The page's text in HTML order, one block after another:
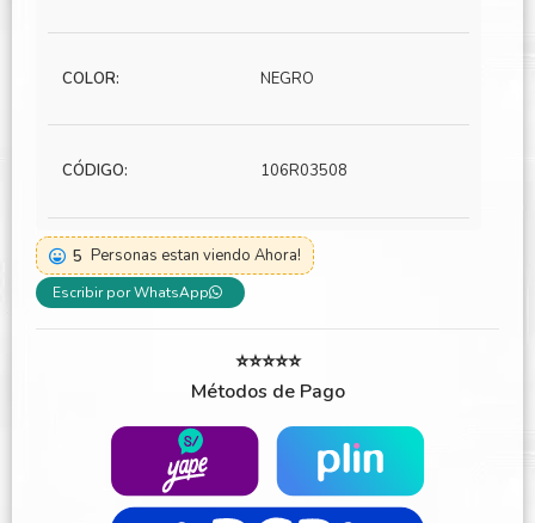
COLOR: NEGRO
CÓDIGO: 106R03508
5 Personas estan viendo Ahora!
Escribir por WhatsApp
⭐⭐⭐⭐⭐
Métodos de Pago